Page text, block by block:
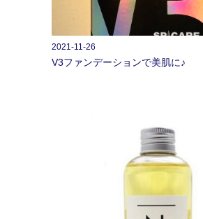
2021-11-26
V3ファンデーションで美肌に♪